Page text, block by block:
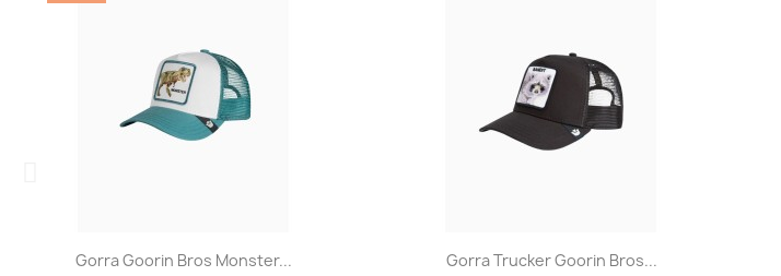
Vista rápida
Gorra Goorin Bros Monster...
Vista rápida
Gorra Trucker Goorin Bros...